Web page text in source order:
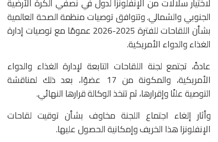
الجنوبي والشمالي. وتتوافق توصيات منظمة الصحة العالمية
بشأن اللقاحات للفترة 2025-2026 عمومًا مع توصيات إدارة
الغذاء والدواء الأمريكية.
عادةً، تجتمع لجنة اللقاحات التابعة لإدارة الغذاء والدواء
الأمريكية، والمكونة من 17 عضوًا، بعد ذلك لمناقشة
التوصية علنًا وإقرارها، ثم تتخذ الوكالة قرارها النهائي.
وأثار إلغاء اجتماع اللجنة مخاوف بشأن توقيت لقاحات
الإنفلونزا هذا الخريف وإمكانية الحصول عليها.